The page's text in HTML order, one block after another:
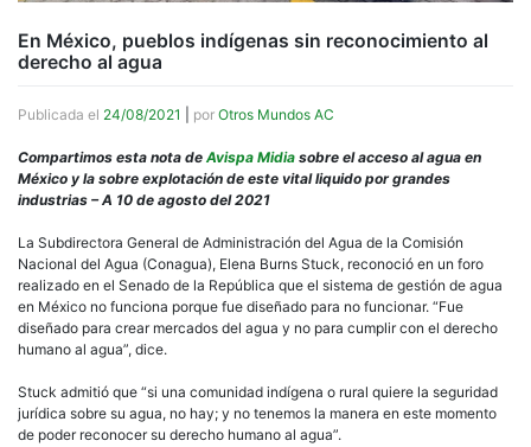
En México, pueblos indígenas sin reconocimiento al
derecho al agua
Publicada el 24/08/2021 por Otros Mundos AC
Compartimos esta nota de Avispa Midia sobre el acceso al agua en
México y la sobre explotación de este vital liquido por grandes
industrias – A 10 de agosto del 2021
La Subdirectora General de Administración del Agua de la Comisión
Nacional del Agua (Conagua), Elena Burns Stuck, reconoció en un foro
realizado en el Senado de la República que el sistema de gestión de agua
en México no funciona porque fue diseñado para no funcionar. “Fue
diseñado para crear mercados del agua y no para cumplir con el derecho
humano al agua”, dice.
Stuck admitió que “si una comunidad indígena o rural quiere la seguridad
jurídica sobre su agua, no hay; y no tenemos la manera en este momento
de poder reconocer su derecho humano al agua”.